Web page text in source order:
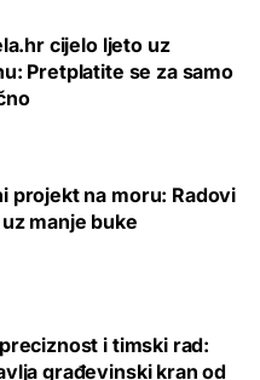
cijelo ljeto uz
Pretplatite se za samo
projekt na moru: Radovi
manje buke
i timski rad:
građevinski kran od